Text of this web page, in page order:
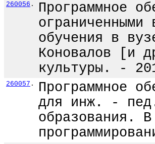
260056 .
Программное
ограниченными
обучения в
Коновалов [и
культуры. -
260057 .
Программное
для инж. -
образования.